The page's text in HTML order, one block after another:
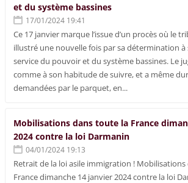
et du système bassines
17/01/2024 19:41
Ce 17 janvier marque l’issue d’un procès où le
illustré une nouvelle fois par sa détermination à
service du pouvoir et du système bassines. Le
comme à son habitude de suivre, et a même
demandées par le parquet, en...
Mobilisations dans toute la France
2024 contre la loi Darmanin
04/01/2024 19:13
Retrait de la loi asile immigration !
France dimanche 14 janvier 2024 contre la loi